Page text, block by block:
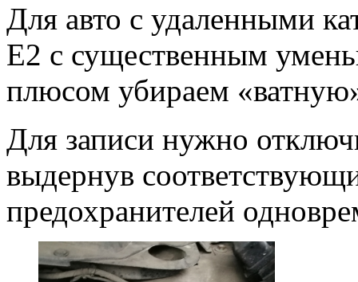
Для авто с удаленными
Е2 с существенным
плюсом убираем
Для записи нужно
выдернув
предохранителей